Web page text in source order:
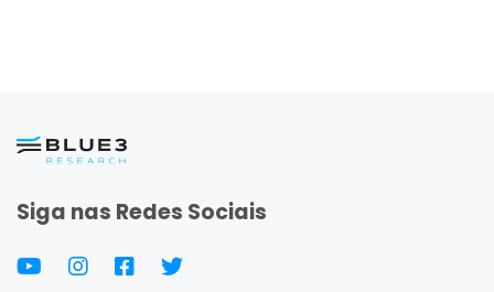
Siga nas Redes Sociais